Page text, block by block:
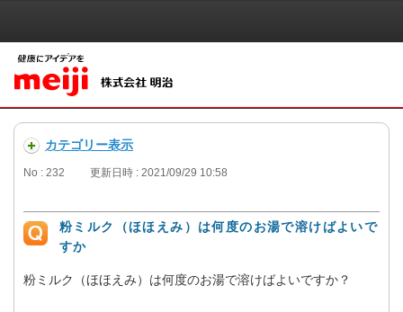
カテゴリー表示
No : 232 更新日時 : 2021/09/29 10:58
粉ミルク（ほほえみ）は何度のお湯で溶けばよいで
すか
粉ミルク（ほほえみ）は何度のお湯で溶けばよいですか？